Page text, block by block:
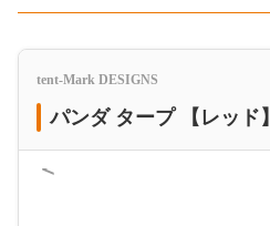
tent-Mark DESIGNS
パンダ タープ 【レッド】
＜